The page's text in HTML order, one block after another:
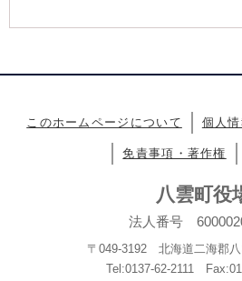
このホームページについて 個人
免責事項・著作権
八雲町役
法人番号
〒049-3192 北海道二海郡
Tel:0137-62-2111